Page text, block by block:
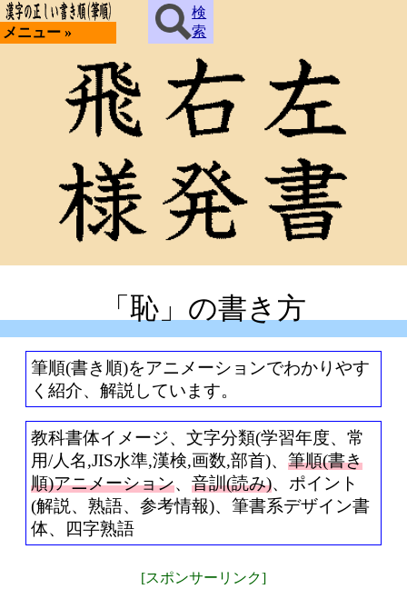
メニュー »
検
索
「恥」の書き方
筆順(書き順)をアニメーションでわかりやす
く紹介、解説しています。
教科書体イメージ、文字分類(学習年度、常
用/人名,JIS水準,漢検,画数,部首)、 筆順(書き
順)アニメーション、 音訓(読み)、ポイント
(解説、熟語、参考情報)、筆書系デザイン書
体、四字熟語
[スポンサーリンク]